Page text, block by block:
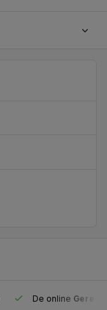
De online